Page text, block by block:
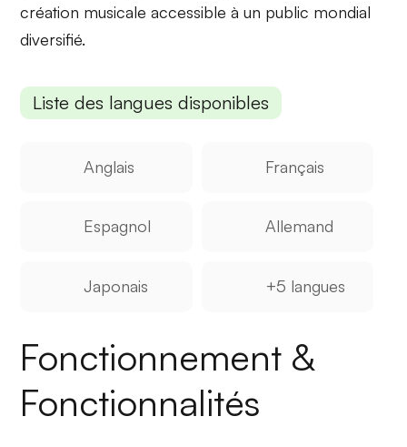
création musicale accessible à un public mondial
diversifié.
Liste des langues disponibles
Anglais Français
Espagnol Allemand
Japonais +5 langues
Fonctionnement &
Fonctionnalités